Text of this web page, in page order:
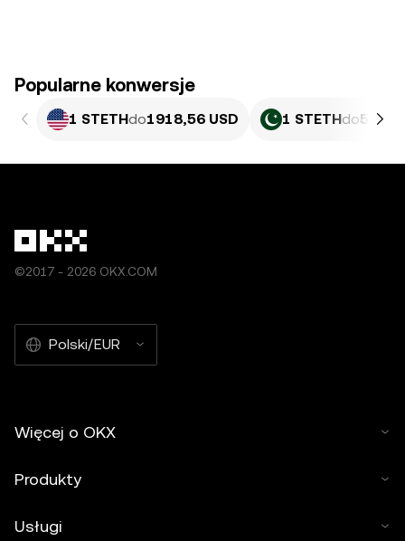
Popularne konwersje
1 STETHdo1918,56 USD 1 STETHdo533
©2017 - 2026 OKX.COM
Polski/EUR
Więcej o OKX
Produkty
Usługi